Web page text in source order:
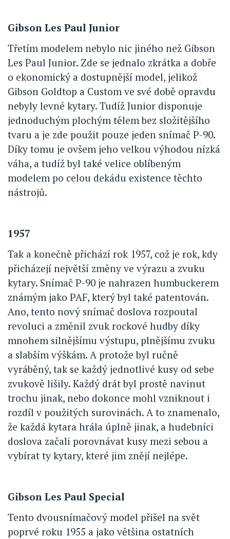
Gibson Les Paul Junior
Třetím modelem nebylo nic jiného než Gibson
Les Paul Junior. Zde se jednalo zkrátka a dobře
o ekonomický a dostupnější model, jelikož
Gibson Goldtop a Custom ve své době opravdu
nebyly levné kytary. Tudíž Junior disponuje
jednoduchým plochým tělem bez složitějšího
tvaru a je zde použit pouze jeden snímač P-90.
Díky tomu je ovšem jeho velkou výhodou nízká
váha, a tudíž byl také velice oblíbeným
modelem po celou dekádu existence těchto
nástrojů.
1957
Tak a konečně přichází rok 1957, což je rok, kdy
přicházejí největší změny ve výrazu a zvuku
kytary. Snímač P-90 je nahrazen humbuckerem
známým jako PAF, který byl také patentován.
Ano, tento nový snímač doslova rozpoutal
revoluci a změnil zvuk rockové hudby díky
mnohem silnějšímu výstupu, plnějšímu zvuku
a slabším výškám. A protože byl ručně
vyráběný, tak se každý jednotlivé kusy od sebe
zvukově lišily. Každý drát byl prostě navinut
trochu jinak, nebo dokonce mohl vzniknout i
rozdíl v použitých surovinách. A to znamenalo,
že každá kytara hrála úplně jinak, a hudebníci
doslova začali porovnávat kusy mezi sebou a
vybírat ty kytary, které jim znějí nejlépe.
Gibson Les Paul Special
Tento dvousnímačový model přišel na svět
poprvé roku 1955 a jako většina ostatních